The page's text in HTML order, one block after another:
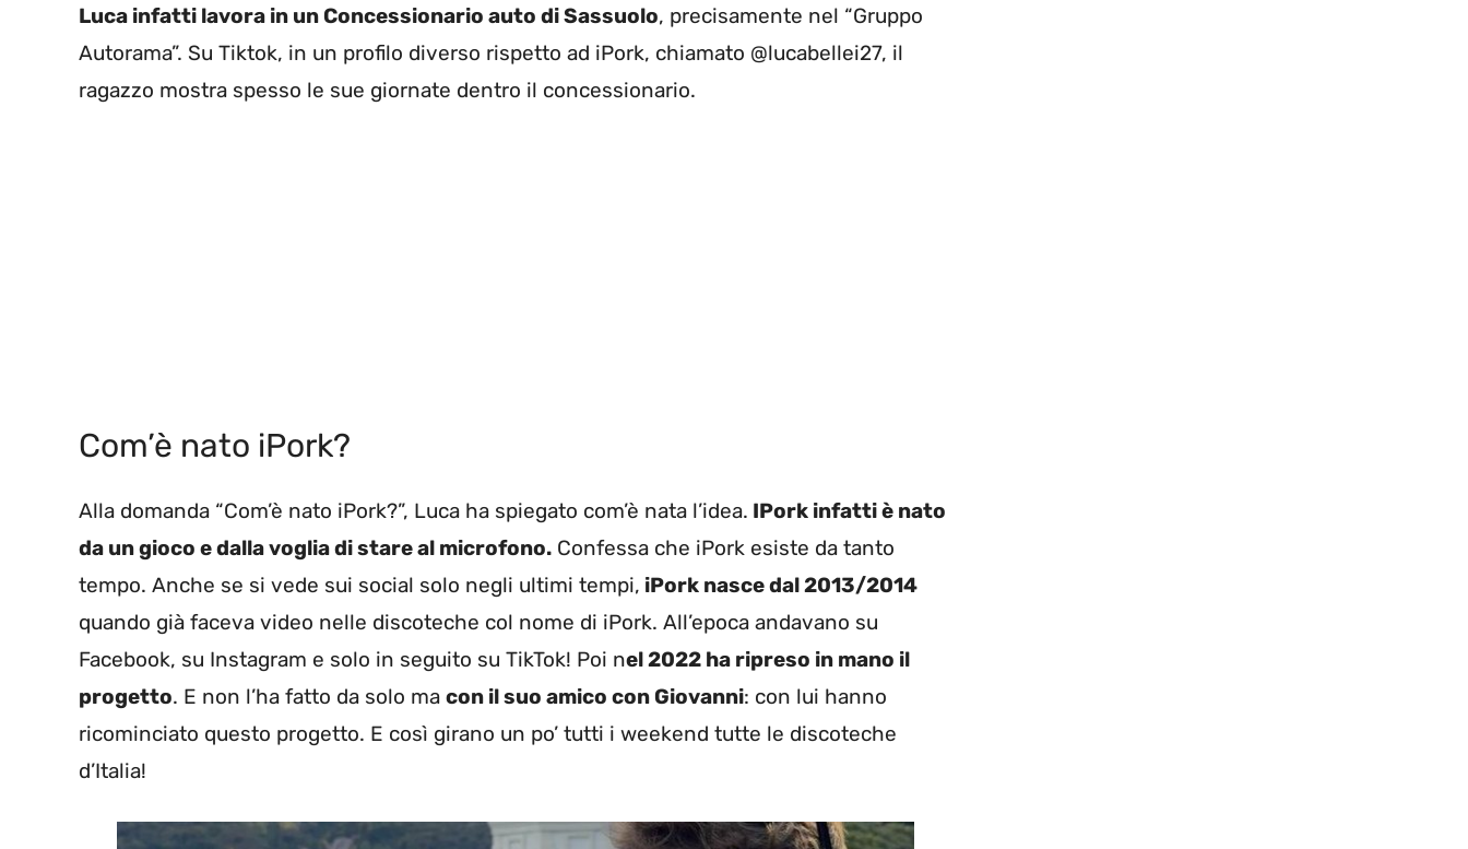
Luca infatti lavora in un Concessionario auto di Sassuolo, precisamente nel “Gruppo
Autorama”. Su Tiktok, in un profilo diverso rispetto ad iPork, chiamato @lucabellei27, il
ragazzo mostra spesso le sue giornate dentro il concessionario.
Com’è nato iPork?
Alla domanda “Com’è nato iPork?”, Luca ha spiegato com’è nata l’idea. IPork infatti è nato
da un gioco e dalla voglia di stare al microfono. Confessa che iPork esiste da tanto
tempo. Anche se si vede sui social solo negli ultimi tempi, iPork nasce dal 2013/2014
quando già faceva video nelle discoteche col nome di iPork. All’epoca andavano su
Facebook, su Instagram e solo in seguito su TikTok! Poi nel 2022 ha ripreso in mano il
progetto. E non l’ha fatto da solo ma con il suo amico con Giovanni: con lui hanno
ricominciato questo progetto. E così girano un po’ tutti i weekend tutte le discoteche
d’Italia!